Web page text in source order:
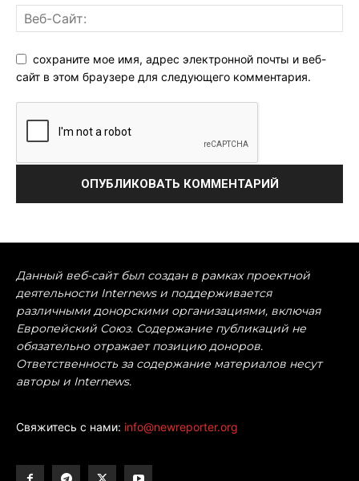
сохраните мое имя, адрес электронной почты и веб-
сайт в этом браузере для следующего комментария.
Данный веб-сайт был создан в рамках проектной
деятельности Internews и поддерживается
различными донорскими организациями, включая
Европейский Союз. Содержание публикаций не
обязательно отражает позицию доноров.
Ответственность за содержание материалов несут
авторы и Internews.
Свяжитесь с нами: info@newreporter.org